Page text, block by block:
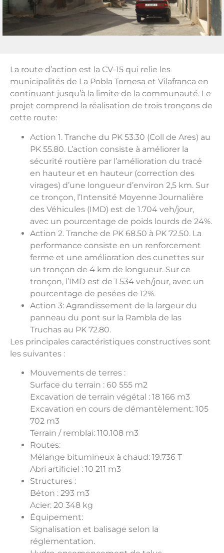
La route d’action est la CV-15 qui relie les
municipalités de La Pobla Tornesa et Vilafranca en
continuant jusqu’à la limite de la communauté. Le
projet comprend la réalisation de trois tronçons de
cette route:
Action 1. Tranche du PK 53.30 (Coll de Ares) au
PK 55.80. L’action consiste à améliorer la
sécurité routière par l’amélioration du tracé
en hauteur et en hauteur (correction des
virages) d’une longueur d’environ 2,5 km. Sur
ce tronçon, l’Intensité Moyenne Journalière
des Véhicules (IMD) est de 1.704 veh/jour,
avec un pourcentage de poids lourds de 24%.
Action 2. Tranche de PK 68.50 à PK 72.50. La
performance consiste en un renforcement
ferme et une amélioration des cunettes sur
un tronçon de 4 km de longueur. Sur ce
tronçon, l’IMD est de 1 534 veh/jour, avec un
pourcentage de pesées de 12%.
Action 3: Agrandissement de la largeur du
panneau du pont sur la Rambla de las
Truchas au PK 72.80.
Les principales caractéristiques constructives sont
les suivantes :
Mouvements de terres :
Surface du terrain : 60 555 m2
Excavation de terrain végétal : 18 166 m3
Excavation en cours de démantèlement: 105
702 m3
Terrain / remblai: 110.108 m3
Routes:
Mélange bitumineux à chaud: 19.736 T
Abri artificiel : 10 211 m3
Structures :
Béton : 293 m3
Acier: 20 348 kg
Équipement:
Signalisation et balisage selon la
réglementation.